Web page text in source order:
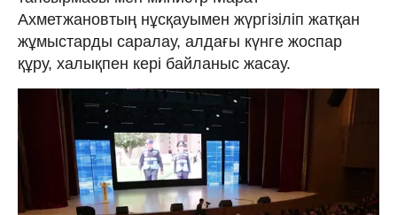
Ахметжановтың нұсқауымен жүргізіліп жатқан
жұмыстарды саралау, алдағы күнге жоспар
құру, халықпен кері байланыс жасау.